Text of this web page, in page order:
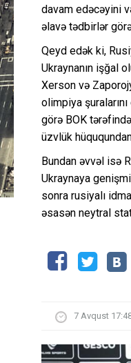
davam edəcəyini
əlavə tədbirlər
Qeyd edək ki,
Ukraynanın işğal
Xerson və
olimpiya
görə BOK
üzvlük
Bundan əvvəl isə
Ukraynaya
sonra rusiyalı
əsasən neytral
7 Avqust